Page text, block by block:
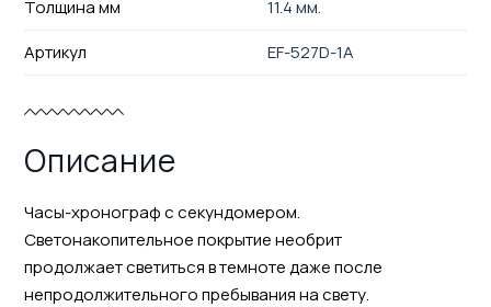
Толщина мм
11.4 мм.
Артикул
EF-527D-1A
Описание
Часы-хронограф с секундомером.
Светонакопительное покрытие необрит
продолжает светиться в темноте даже после
непродолжительного пребывания на свету.